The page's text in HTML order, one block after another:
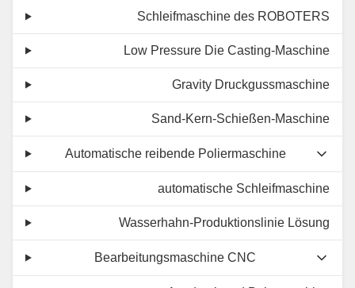
Schleifmaschine des ROBOTERS
Low Pressure Die Casting-Maschine
Gravity Druckgussmaschine
Sand-Kern-Schießen-Maschine
Automatische reibende Poliermaschine
automatische Schleifmaschine
Wasserhahn-Produktionslinie Lösung
Bearbeitungsmaschine CNC